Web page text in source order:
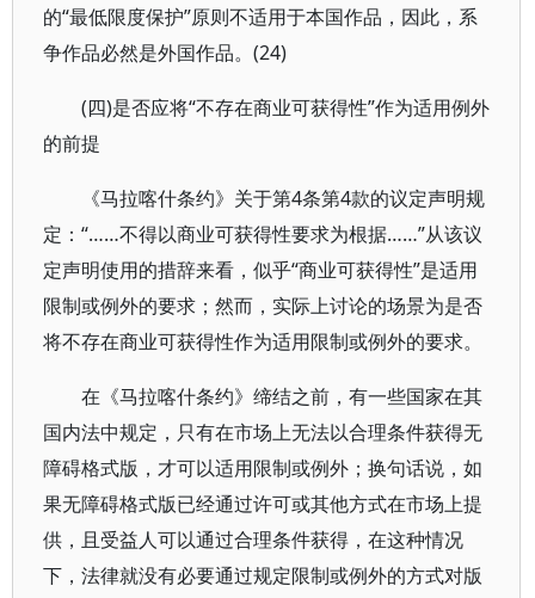
的“最低限度保护”原则不适用于本国作品，因此，系
争作品必然是外国作品。(24)
(四)是否应将“不存在商业可获得性”作为适用例外
的前提
《马拉喀什条约》关于第4条第4款的议定声明规
定：“……不得以商业可获得性要求为根据……”从该议
定声明使用的措辞来看，似乎“商业可获得性”是适用
限制或例外的要求；然而，实际上讨论的场景为是否
将不存在商业可获得性作为适用限制或例外的要求。
在《马拉喀什条约》缔结之前，有一些国家在其
国内法中规定，只有在市场上无法以合理条件获得无
障碍格式版，才可以适用限制或例外；换句话说，如
果无障碍格式版已经通过许可或其他方式在市场上提
供，且受益人可以通过合理条件获得，在这种情况
下，法律就没有必要通过规定限制或例外的方式对版